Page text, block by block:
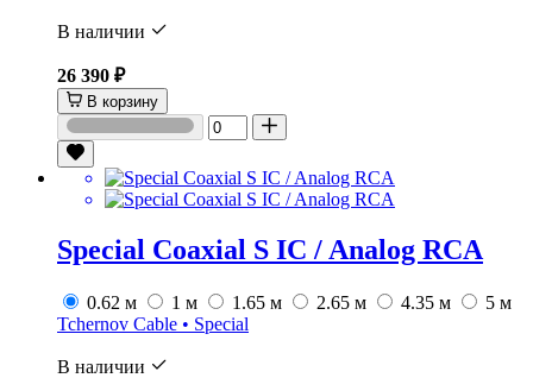
В наличии
26 390 ₽
В корзину
Special Coaxial S IC / Analog RCA
0.62 м 1 м 1.65 м 2.65 м 4.35 м
5 м
Tchernov Cable • Special
В наличии